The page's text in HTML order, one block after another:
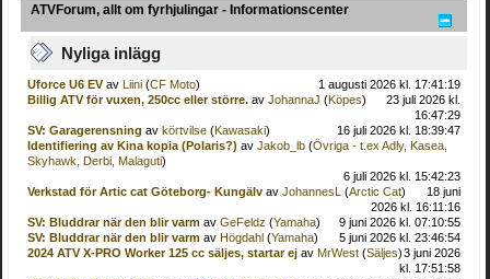
ATVForum, allt om fyrhjulingar - Informationscenter
Nyliga inlägg
Uforce U6 EVav Liini(CF Moto)
1 augusti 2026 kl. 17:41:19
Billig ATV för vuxen, 250cc eller större.av JohannaJ (Köpes)
23 juli 2026 kl.
16:47:29
SV: Garagerensning av körtvilse(Kawasaki)
16 juli 2026 kl. 18:39:47
Identifiering av Kina kopia (Polaris?) av Jakob_lb(Övriga - t.ex Adly, Kasea,
Skyhawk, Derbi, Malaguti)
6 juli 2026 kl. 15:42:23
Verkstad för Artic cat Göteborg- Kungälvav JohannesL (Arctic Cat)
18 juni
2026 kl. 16:11:16
SV: Bluddrar när den blir varmav GeFeldz (Yamaha)
9 juni 2026 kl. 07:10:55
SV: Bluddrar när den blir varmav Högdahl (Yamaha)
5 juni 2026 kl. 23:46:54
2024 ATV X-PRO Worker 125 cc säljes, startar ejav MrWest(Säljes)3 juni 2026
kl. 17:51:58